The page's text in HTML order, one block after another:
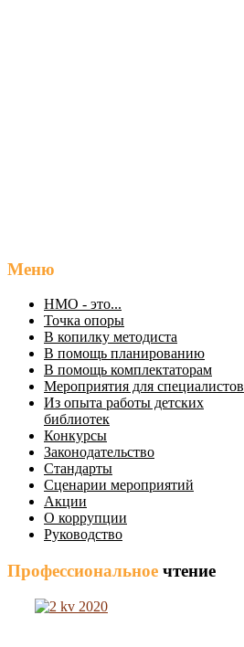
Меню
НМО - это...
Точка опоры
В копилку методиста
В помощь планированию
В помощь комплектаторам
Мероприятия для специалистов
Из опыта работы детских
библиотек
Конкурсы
Законодательство
Стандарты
Сценарии мероприятий
Акции
О коррупции
Руководство
Профессиональное чтение